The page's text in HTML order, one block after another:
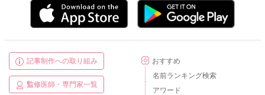
記事制作への取り組み
監修医師・専門家一覧
おすすめ
名前ランキング検索
アワード